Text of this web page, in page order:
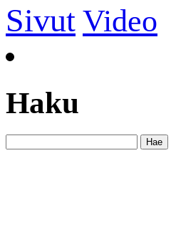
Sivut Video
Haku